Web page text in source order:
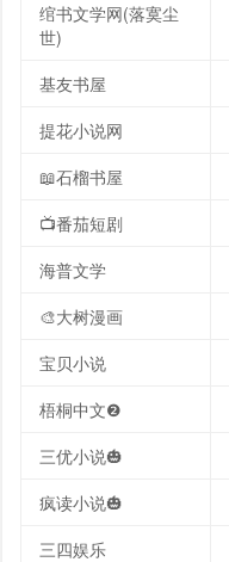
绾书文学网(落寞尘
世)
基友书屋
提花小说网
📖石榴书屋
📺番茄短剧
海普文学
🎨大树漫画
宝贝小说
梧桐中文❷
三优小说🎃
疯读小说🎃
三四娱乐